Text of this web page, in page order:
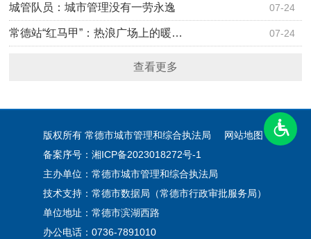
07-24
城管队员：城市管理没有一劳永逸
07-24
常德站“红马甲”：热浪广场上的暖…
查看更多
版权所有 常德市城市管理和综合执法局
网站地图
备案序号：湘ICP备2023018272号-1
主办单位：常德市城市管理和综合执法局
技术支持：常德市数据局（常德市行政审批服务局）
单位地址：常德市滨湖西路
办公电话：0736-7891010